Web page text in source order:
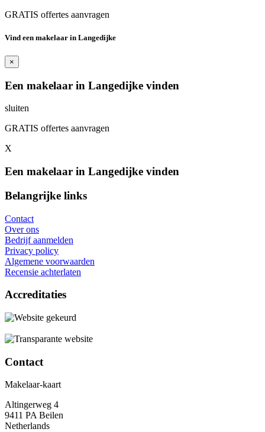
GRATIS offertes aanvragen
Vind een makelaar in Langedijke
×
Een makelaar in Langedijke vinden
sluiten
GRATIS offertes aanvragen
X
Een makelaar in Langedijke vinden
Belangrijke links
Contact
Over ons
Bedrijf aanmelden
Privacy policy
Algemene voorwaarden
Recensie achterlaten
Accreditaties
Contact
Makelaar-kaart
Altingerweg 4
9411 PA Beilen
Netherlands